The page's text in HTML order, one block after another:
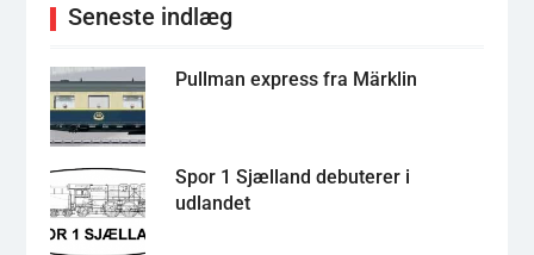
Seneste indlæg
Pullman express fra Märklin
Spor 1 Sjælland debuterer i
udlandet